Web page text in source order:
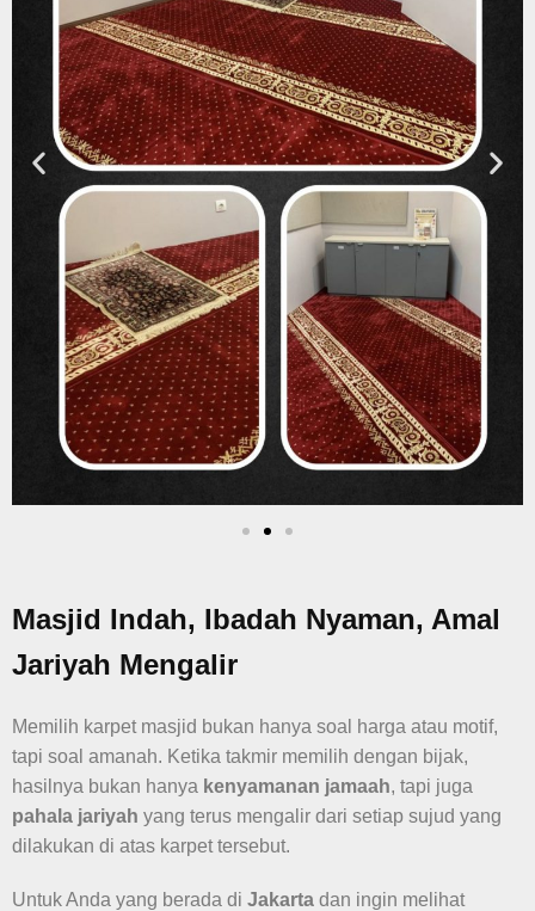
Masjid Indah, Ibadah Nyaman, Amal
Jariyah Mengalir
Memilih karpet masjid bukan hanya soal harga atau motif,
tapi soal amanah. Ketika takmir memilih dengan bijak,
hasilnya bukan hanya kenyamanan jamaah, tapi juga
pahala jariyah yang terus mengalir dari setiap sujud yang
dilakukan di atas karpet tersebut.
Untuk Anda yang berada di Jakarta dan ingin melihat